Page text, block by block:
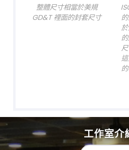
整體尺寸相當於美規
GD&T 裡面的封套尺寸
工作室介